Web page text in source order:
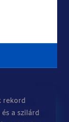
rekord
a szilárd